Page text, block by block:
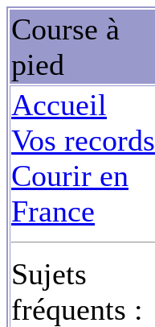
Course à
pied
Accueil
Vos records
Courir en
France
Sujets
fréquents :